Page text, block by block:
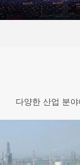
다양한 산업 분